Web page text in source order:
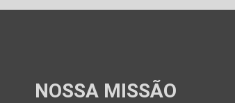
NOSSA MISSÃO